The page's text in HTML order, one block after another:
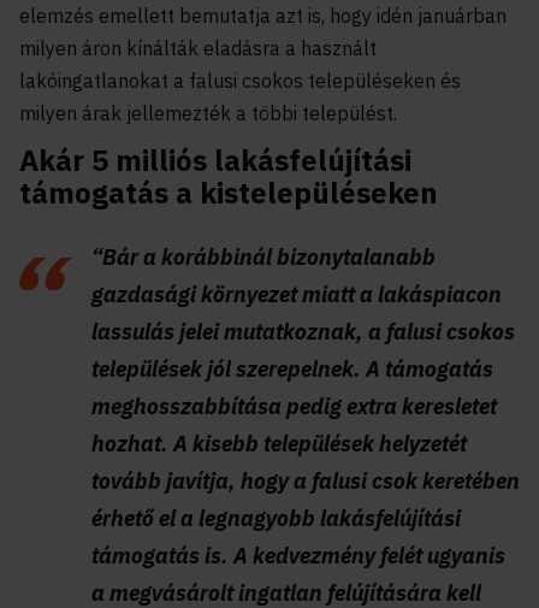
elemzés emellett bemutatja azt is, hogy idén januárban
milyen áron kínálták eladásra a használt
lakóingatlanokat a falusi csokos településeken és
milyen árak jellemezték a többi települést.
Akár 5 milliós lakásfelújítási
támogatás a kistelepüléseken
“Bár a korábbinál bizonytalanabb
gazdasági környezet miatt a lakáspiacon
lassulás jelei mutatkoznak, a falusi csokos
települések jól szerepelnek. A támogatás
meghosszabbítása pedig extra keresletet
hozhat. A kisebb települések helyzetét
tovább javítja, hogy a falusi csok keretében
érhető el a legnagyobb lakásfelújítási
támogatás is. A kedvezmény felét ugyanis
a megvásárolt ingatlan felújítására kell